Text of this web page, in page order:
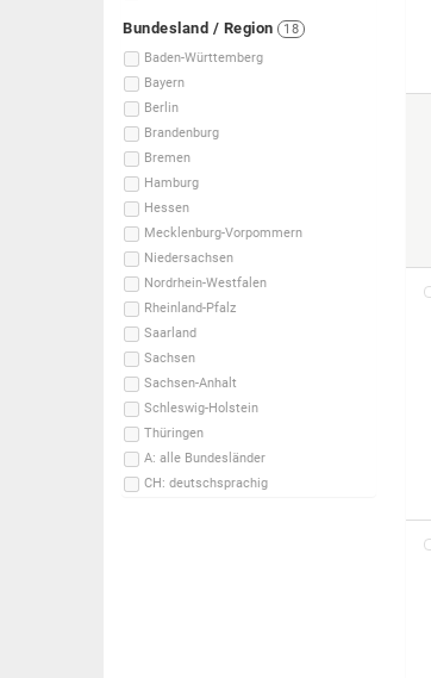
Bundesland / Region
18
Baden-Württemberg
Bayern
Berlin
Brandenburg
Bremen
Hamburg
Hessen
Mecklenburg-Vorpommern
Niedersachsen
Nordrhein-Westfalen
Rheinland-Pfalz
Saarland
Sachsen
Sachsen-Anhalt
Schleswig-Holstein
Thüringen
A: alle Bundesländer
CH: deutschsprachig